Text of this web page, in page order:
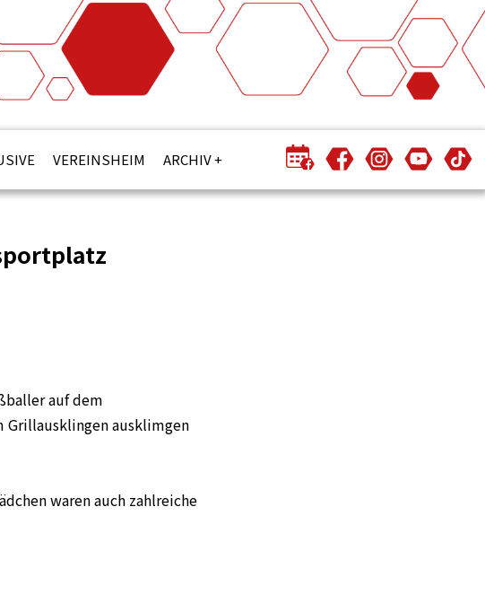
VEREINSHEIM ARCHIV
auf dem
Grillausklingen ausklimgen
waren auch zahlreiche